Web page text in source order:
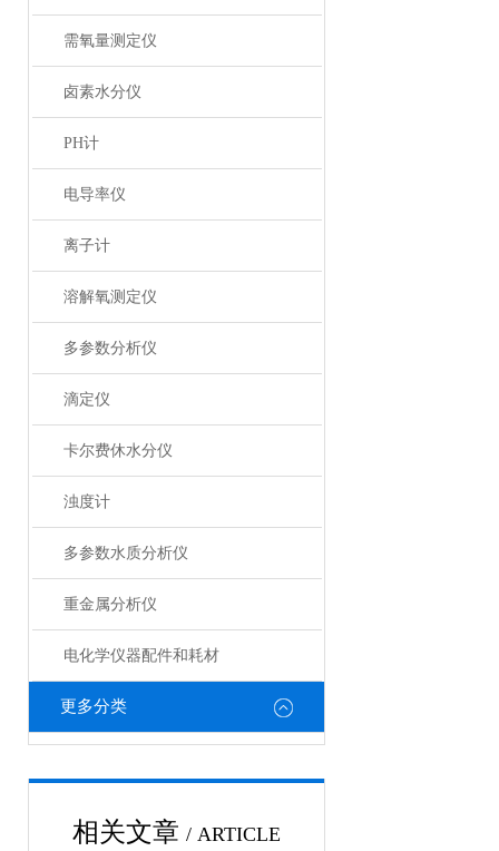
需氧量测定仪
卤素水分仪
PH计
电导率仪
离子计
溶解氧测定仪
多参数分析仪
滴定仪
卡尔费休水分仪
浊度计
多参数水质分析仪
重金属分析仪
电化学仪器配件和耗材
更多分类
相关文章 / ARTICLE